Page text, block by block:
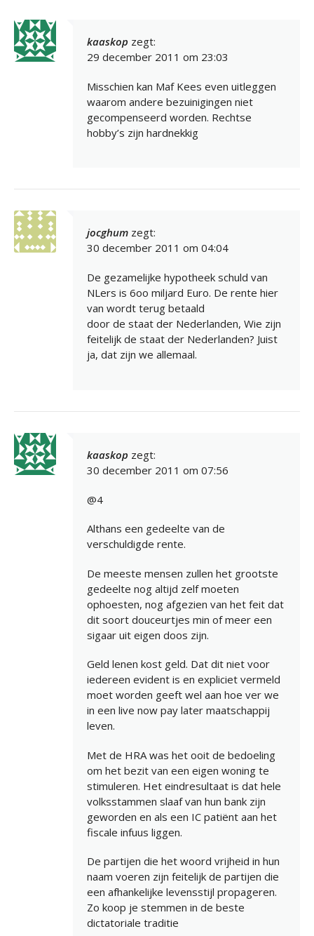
kaaskop zegt:
29 december 2011 om 23:03
Misschien kan Maf Kees even uitleggen
waarom andere bezuinigingen niet
gecompenseerd worden. Rechtse
hobby’s zijn hardnekkig
jocghum zegt:
30 december 2011 om 04:04
De gezamelijke hypotheek schuld van
NLers is 6oo miljard Euro. De rente hier
van wordt terug betaald
door de staat der Nederlanden, Wie zijn
feitelijk de staat der Nederlanden? Juist
ja, dat zijn we allemaal.
kaaskop zegt:
30 december 2011 om 07:56
@4
Althans een gedeelte van de
verschuldigde rente.
De meeste mensen zullen het grootste
gedeelte nog altijd zelf moeten
ophoesten, nog afgezien van het feit dat
dit soort douceurtjes min of meer een
sigaar uit eigen doos zijn.
Geld lenen kost geld. Dat dit niet voor
iedereen evident is en expliciet vermeld
moet worden geeft wel aan hoe ver we
in een live now pay later maatschappij
leven.
Met de HRA was het ooit de bedoeling
om het bezit van een eigen woning te
stimuleren. Het eindresultaat is dat hele
volksstammen slaaf van hun bank zijn
geworden en als een IC patiënt aan het
fiscale infuus liggen.
De partijen die het woord vrijheid in hun
naam voeren zijn feitelijk de partijen die
een afhankelijke levensstijl propageren.
Zo koop je stemmen in de beste
dictatoriale traditie